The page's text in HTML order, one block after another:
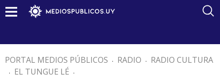
PORTAL MEDIOS PÚBLICOS . RADIO . RADIO CULTURA
. EL TUNGUE LÉ .